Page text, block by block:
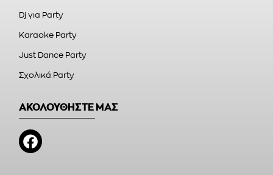
Dj για Party
Karaoke Party
Just Dance Party
Σχολικά Party
ΑΚΟΛΟΥΘΗΣΤΕ ΜΑΣ